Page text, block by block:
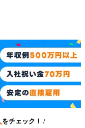
をチェック！ /